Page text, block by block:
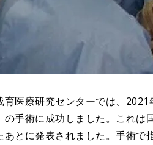
育医療研究センターでは、
の手術に成功しました。これ
あとに発表されました。手術